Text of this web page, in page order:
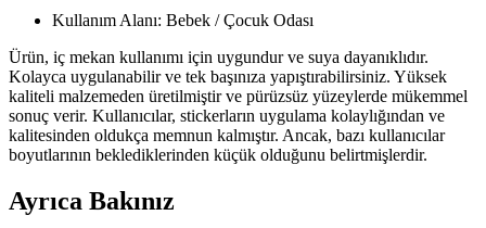
Kullanım Alanı: Bebek / Çocuk Odası
Ürün, iç mekan kullanımı için uygundur ve suya dayanıklıdır.
Kolayca uygulanabilir ve tek başınıza yapıştırabilirsiniz. Yüksek
kaliteli malzemeden üretilmiştir ve pürüzsüz yüzeylerde mükemmel
sonuç verir. Kullanıcılar, stickerların uygulama kolaylığından ve
kalitesinden oldukça memnun kalmıştır. Ancak, bazı kullanıcılar
boyutlarının beklediklerinden küçük olduğunu belirtmişlerdir.
Ayrıca Bakınız